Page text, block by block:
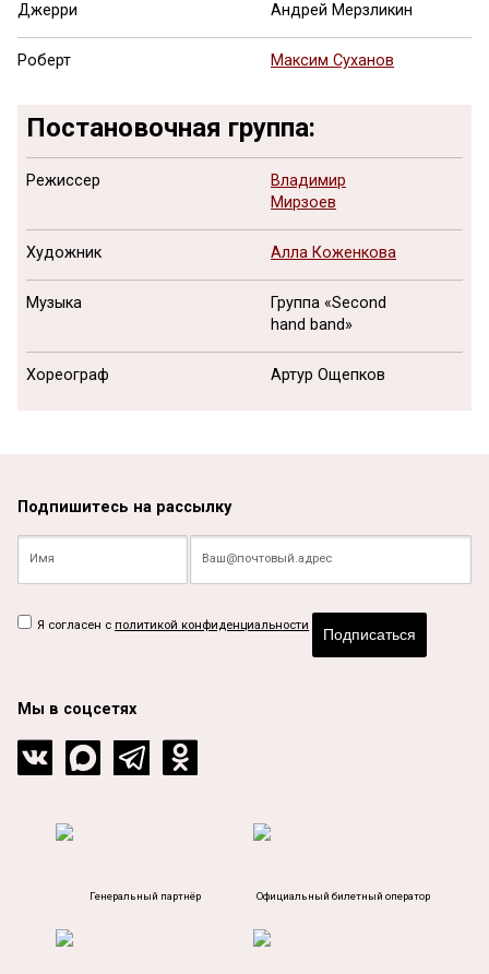
Джерри Андрей Мерзликин
Роберт Максим Суханов
Постановочная группа:
Режиссер
Владимир
Мирзоев
Художник Алла Коженкова
Музыка
Группа «Second
hand band»
Хореограф Артур Ощепков
Подпишитесь на рассылку
Я согласен с политикой конфиденциальности
Подписаться
Мы в соцсетях
Генеральный партнёр Официальный билетный оператор